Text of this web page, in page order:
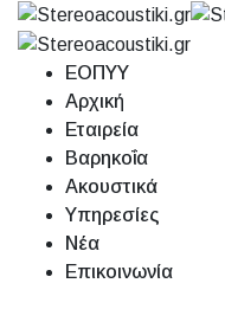
ΕΟΠΥΥ
Αρχική
Εταιρεία
Βαρηκοΐα
Ακουστικά
Υπηρεσίες
Νέα
Επικοινωνία